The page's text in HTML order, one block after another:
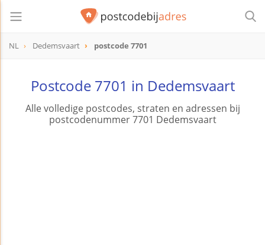
NL Dedemsvaart postcode 7701
Postcode 7701 in Dedemsvaart
Alle volledige postcodes, straten en adressen bij
postcodenummer 7701 Dedemsvaart